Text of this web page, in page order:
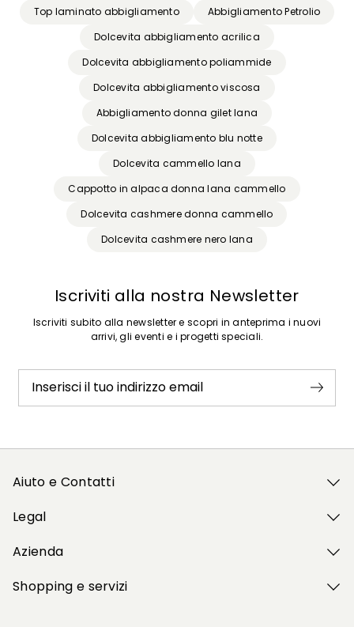
Top laminato abbigliamento
Abbigliamento Petrolio
Dolcevita abbigliamento acrilica
Dolcevita abbigliamento poliammide
Dolcevita abbigliamento viscosa
Abbigliamento donna gilet lana
Dolcevita abbigliamento blu notte
Dolcevita cammello lana
Cappotto in alpaca donna lana cammello
Dolcevita cashmere donna cammello
Dolcevita cashmere nero lana
Iscriviti alla nostra Newsletter
Iscriviti subito alla newsletter e scopri in anteprima i nuovi
arrivi, gli eventi e i progetti speciali.
Inserisci il tuo indirizzo email
Aiuto e Contatti
Legal
Azienda
Shopping e servizi